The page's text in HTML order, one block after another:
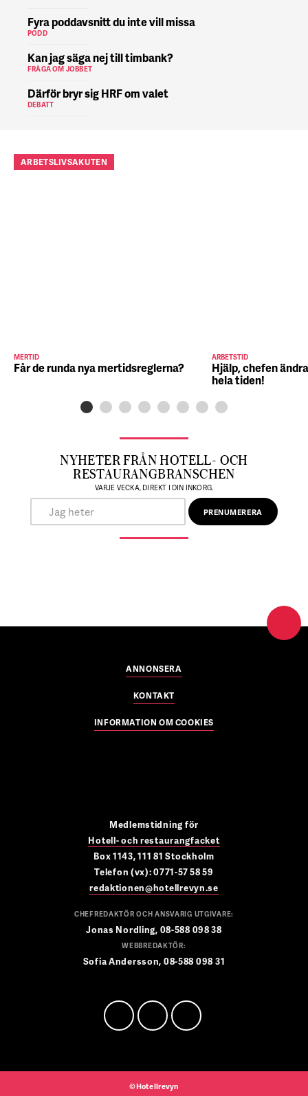
Fyra poddavsnitt du inte vill missa
PODD
Kan jag säga nej till timbank?
FRÅGA OM JOBBET
Därför bryr sig HRF om valet
DEBATT
ARBETSLIVSAKUTEN
MERTID
Får de runda nya mertidsreglerna?
ARBETSTID
Hjälp, chefen
hela tiden!
NYHETER FRÅN HOTELL- OCH
RESTAURANGBRANSCHEN
VARJE VECKA, DIREKT I DIN INKORG.
ANNONSERA
KONTAKT
INFORMATION OM COOKIES
Medlemstidning för
Hotell- och restaurangfacket
Box 1143, 111 81 Stockholm
Telefon (vx): 0771-57 58 59
redaktionen@hotellrevyn.se
CHEFREDAKTÖR OCH ANSVARIG UTGIVARE:
Jonas Nordling, 08-588 098 38
WEBBREDAKTÖR:
Sofia Andersson, 08-588 098 31
©Hotellrevyn